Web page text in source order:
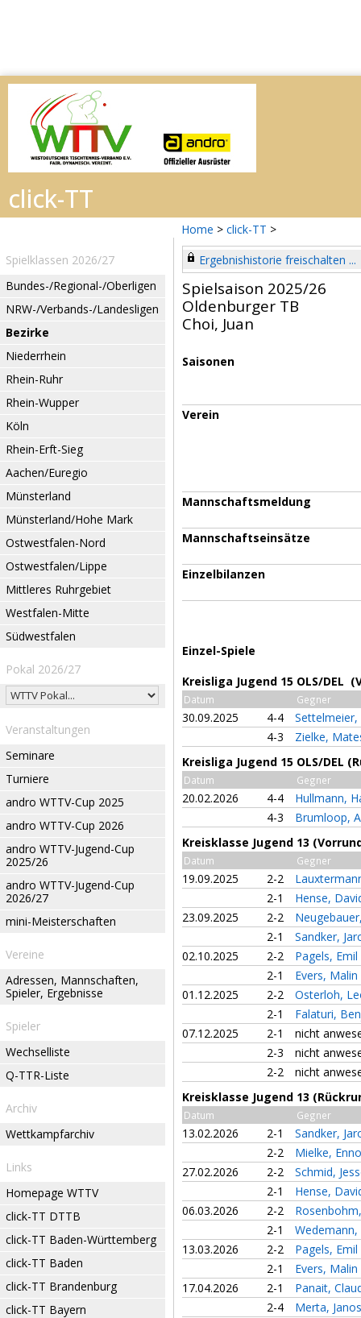
Home > click-TT >
Spielklassen 2026/27
Bundes-/Regional-/Oberligen
NRW-/Verbands-/Landesligen
Bezirke
Niederrhein
Rhein-Ruhr
Rhein-Wupper
Köln
Rhein-Erft-Sieg
Aachen/Euregio
Münsterland
Münsterland/Hohe Mark
Ostwestfalen-Nord
Ostwestfalen/Lippe
Mittleres Ruhrgebiet
Westfalen-Mitte
Südwestfalen
Pokal 2026/27
Veranstaltungen
Seminare
Turniere
andro WTTV-Cup 2025
andro WTTV-Cup 2026
andro WTTV-Jugend-Cup
2025/26
andro WTTV-Jugend-Cup
2026/27
mini-Meisterschaften
Vereine
Adressen, Mannschaften,
Spieler, Ergebnisse
Spieler
Wechselliste
Q-TTR-Liste
Archiv
Wettkampfarchiv
Links
Homepage WTTV
click-TT DTTB
click-TT Baden-Württemberg
click-TT Baden
click-TT Brandenburg
click-TT Bayern
Ergebnishistorie freischalten ...
Spielsaison 2025/26
Oldenburger TB
Choi, Juan
Saisonen
Verein
Mannschaftsmeldung
Mannschaftseinsätze
Einzelbilanzen
Einzel-Spiele
Kreisliga Jugend 15 OLS/DEL
Datum Gegner
30.09.2025 4-4
4-3
Zielke,
Kreisliga Jugend 15 OLS/DEL
Datum Gegner
20.02.2026 4-4
Hullmann,
4-3
Brumloop,
Kreisklasse Jugend 13
Datum Gegner
19.09.2025 2-2
2-1
Hense,
23.09.2025
2-2
2-1
Sandker,
02.10.2025
2-2
Pagels, Emil
2-1
Evers, Malin
01.12.2025
2-2
Osterloh,
2-1
Falaturi,
07.12.2025
2-1
nicht
2-3
nicht
2-2
nicht
Kreisklasse Jugend 13
Datum Gegner
13.02.2026 2-1
Sandker,
2-2
Mielke,
27.02.2026
2-2
Schmid,
2-1
Hense,
06.03.2026
2-2
2-1
13.03.2026
2-2
Pagels, Emil
2-1
Evers, Malin
17.04.2026
2-1
Panait,
2-4
Merta,